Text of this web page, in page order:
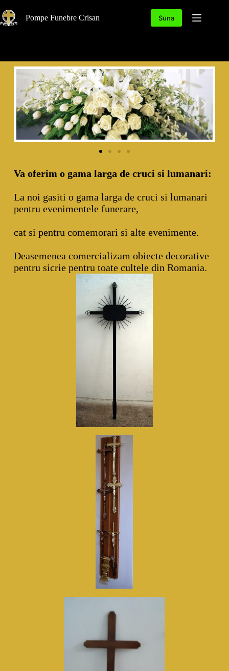
Pompe Funebre Crisan Suna
Va oferim o gama larga de cruci si lumanari:
La noi gasiti o gama larga de cruci si lumanari
pentru evenimentele funerare,
cat si pentru comemorari si alte evenimente.
Deasemenea comercializam obiecte decorative
pentru sicrie pentru toate cultele din Romania.